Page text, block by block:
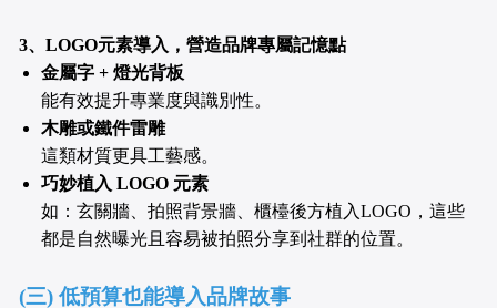
3、LOGO元素導入，營造品牌專屬記憶點
金屬字 + 燈光背板
能有效提升專業度與識別性。
木雕或鐵件雷雕
這類材質更具工藝感。
巧妙植入 LOGO 元素
如：玄關牆、拍照背景牆、櫃檯後方植入LOGO，這些
都是自然曝光且容易被拍照分享到社群的位置。
(三) 低預算也能導入品牌故事